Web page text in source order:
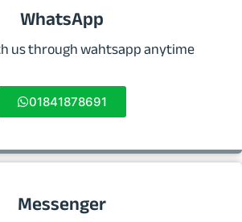
WhatsApp
us through wahtsapp anytime
01841878691
Messenger